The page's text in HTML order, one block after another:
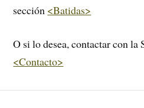
sección <Batidas>
O si lo desea, contactar con la
<Contacto>